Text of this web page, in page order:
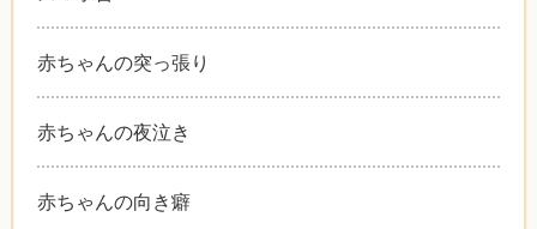
赤ちゃんの突っ張り
赤ちゃんの夜泣き
赤ちゃんの向き癖